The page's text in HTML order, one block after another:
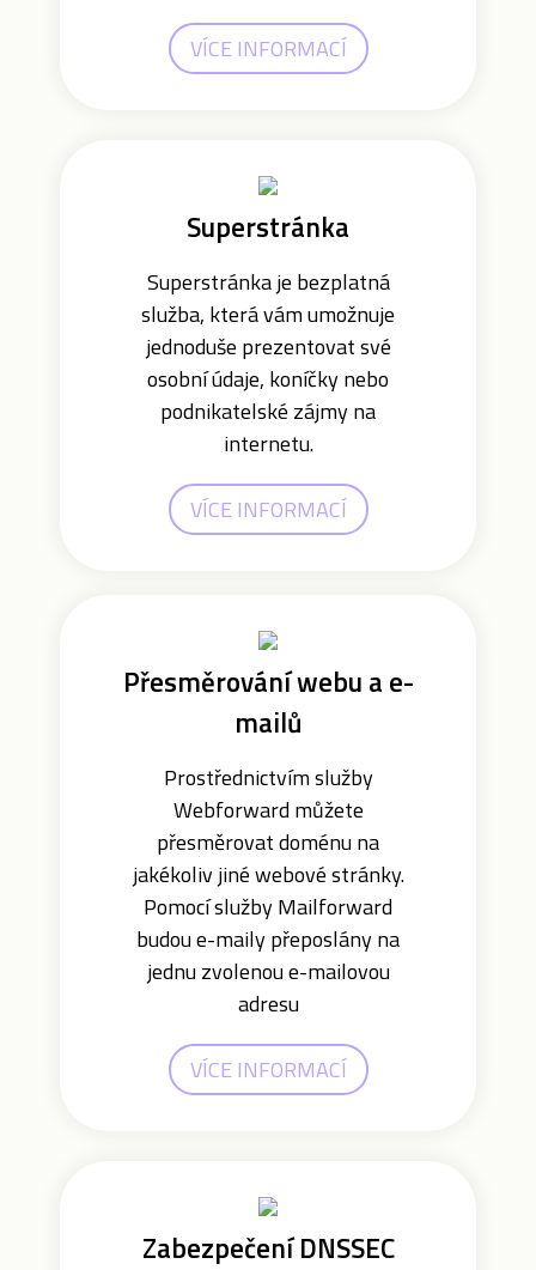
VÍCE INFORMACÍ
Superstránka
Superstránka je bezplatná
služba, která vám umožnuje
jednoduše prezentovat své
osobní údaje, koníčky nebo
podnikatelské zájmy na
internetu.
VÍCE INFORMACÍ
Přesměrování webu a e-
mailů
Prostřednictvím služby
Webforward můžete
přesměrovat doménu na
jakékoliv jiné webové stránky.
Pomocí služby Mailforward
budou e-maily přeposlány na
jednu zvolenou e-mailovou
adresu
VÍCE INFORMACÍ
Zabezpečení DNSSEC